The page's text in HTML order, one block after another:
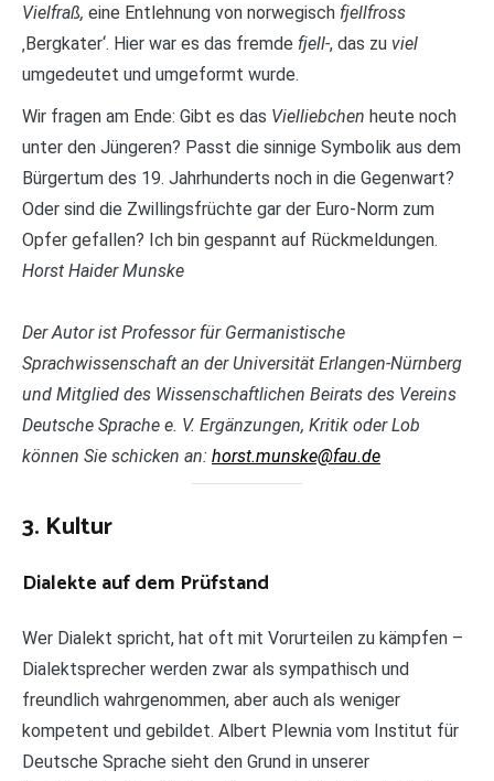
Vielfraß, eine Entlehnung von norwegisch fjellfross
‚Bergkater‘. Hier war es das fremde fjell-, das zu viel
umgedeutet und umgeformt wurde.
Wir fragen am Ende: Gibt es das Vielliebchen heute noch
unter den Jüngeren? Passt die sinnige Symbolik aus dem
Bürgertum des 19. Jahrhunderts noch in die Gegenwart?
Oder sind die Zwillingsfrüchte gar der Euro-Norm zum
Opfer gefallen? Ich bin gespannt auf Rückmeldungen.
Horst Haider Munske
Der Autor ist Professor für Germanistische
Sprachwissenschaft an der Universität Erlangen-Nürnberg
und Mitglied des Wissenschaftlichen Beirats des Vereins
Deutsche Sprache e. V. Ergänzungen, Kritik oder Lob
können Sie schicken an: horst.munske@fau.de
3. Kultur
Dialekte auf dem Prüfstand
Wer Dialekt spricht, hat oft mit Vorurteilen zu kämpfen –
Dialektsprecher werden zwar als sympathisch und
freundlich wahrgenommen, aber auch als weniger
kompetent und gebildet. Albert Plewnia vom Institut für
Deutsche Sprache sieht den Grund in unserer